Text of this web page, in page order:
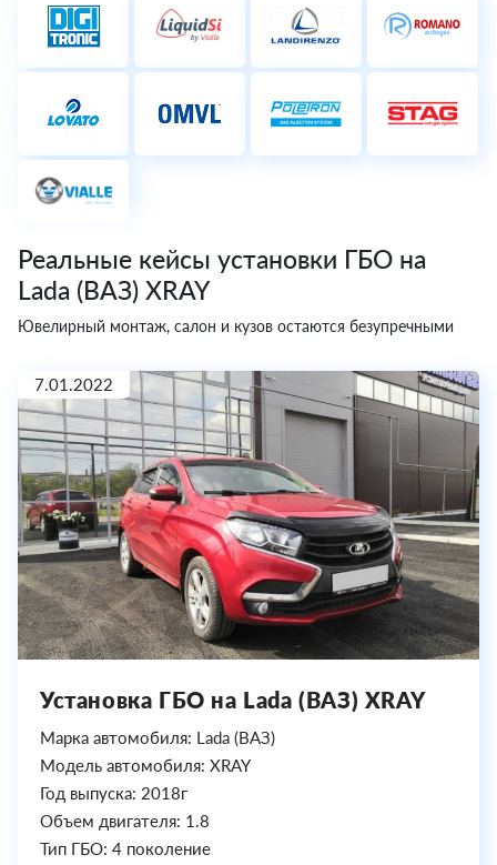
Реальные кейсы установки ГБО на
Lada (ВАЗ) XRAY
Ювелирный монтаж, салон и кузов остаются безупречными
7.01.2022
Установка ГБО на Lada (ВАЗ) XRAY
Марка автомобиля: Lada (ВАЗ)
Модель автомобиля: XRAY
Год выпуска: 2018г
Объем двигателя: 1.8
Тип ГБО: 4 поколение